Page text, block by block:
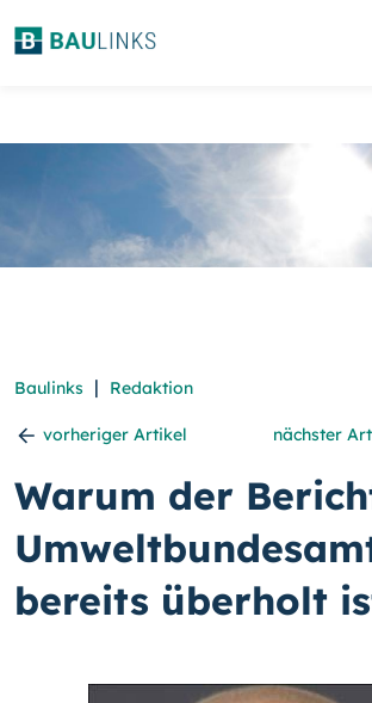
Baulinks | Redaktion
vorheriger Artikel nächster
Warum der
bereits überholt